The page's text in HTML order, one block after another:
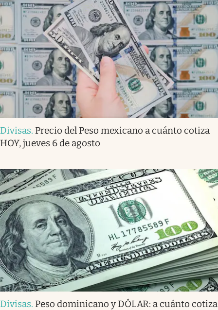
Divisas. Precio del Peso mexicano a cuánto cotiza
HOY, jueves 6 de agosto
Divisas. Peso dominicano y DÓLAR: a cuánto cotiza